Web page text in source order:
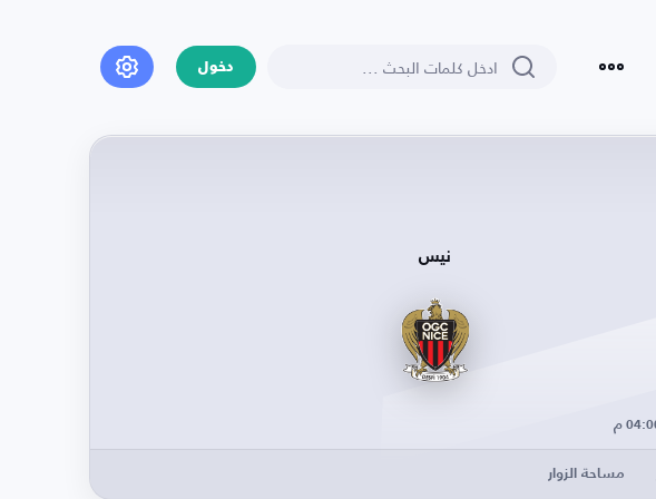
دخول
نيس
مساحة الزوار